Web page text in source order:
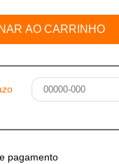
AO CARRINHO
pagamento